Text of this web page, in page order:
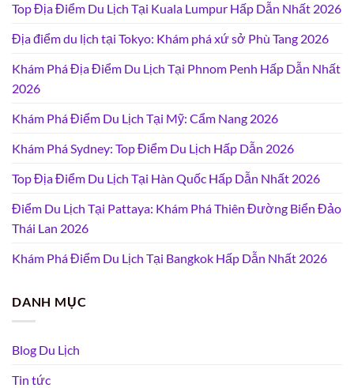
Top Địa Điểm Du Lịch Tại Kuala Lumpur Hấp Dẫn Nhất 2026
Địa điểm du lịch tại Tokyo: Khám phá xứ sở Phù Tang 2026
Khám Phá Địa Điểm Du Lịch Tại Phnom Penh Hấp Dẫn Nhất
2026
Khám Phá Điểm Du Lịch Tại Mỹ: Cẩm Nang 2026
Khám Phá Sydney: Top Điểm Du Lịch Hấp Dẫn 2026
Top Địa Điểm Du Lịch Tại Hàn Quốc Hấp Dẫn Nhất 2026
Điểm Du Lịch Tại Pattaya: Khám Phá Thiên Đường Biển Đảo
Thái Lan 2026
Khám Phá Điểm Du Lịch Tại Bangkok Hấp Dẫn Nhất 2026
DANH MỤC
Blog Du Lịch
Tin tức